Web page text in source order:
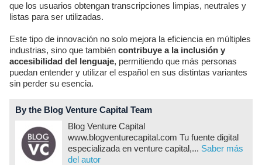
que los usuarios obtengan transcripciones limpias, neutrales y
listas para ser utilizadas.
Este tipo de innovación no solo mejora la eficiencia en múltiples
industrias, sino que también contribuye a la inclusión y
accesibilidad del lenguaje, permitiendo que más personas
puedan entender y utilizar el español en sus distintas variantes
sin perder su esencia.
By the Blog Venture Capital Team
Blog Venture Capital
www.blogventurecapital.com Tu fuente digital
especializada en venture capital,... Saber más
del autor